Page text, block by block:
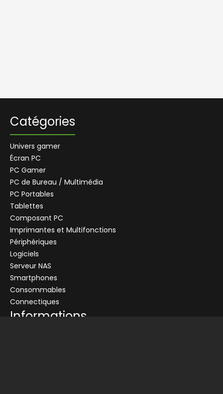
Connectez-vous pour voir les informations de ce produit
CENTRALE+
Catégories
Univers gamer
Écran PC
PC Gamer
PC de Bureau / Multimédia
PC Portables
Tablettes
Composant PC
Imprimantes et Multifonctions
Périphériques
Logiciels
Serveur NAS
Smartphones
Consommables
Connectiques
Informations